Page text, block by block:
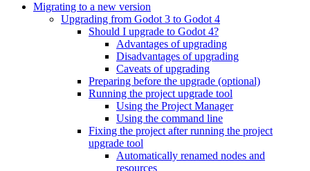
Migrating to a new version
Upgrading from Godot 3 to Godot 4
Should I upgrade to Godot 4?
Advantages of upgrading
Disadvantages of upgrading
Caveats of upgrading
Preparing before the upgrade (optional)
Running the project upgrade tool
Using the Project Manager
Using the command line
Fixing the project after running the project
upgrade tool
Automatically renamed nodes and
resources